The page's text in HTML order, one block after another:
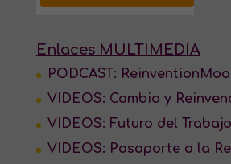
Enlaces MULTIMEDIA
PODCAST:
VIDEOS: Cambio y
VIDEOS: Futuro del Trabajo
VIDEOS: Pasaporte a la